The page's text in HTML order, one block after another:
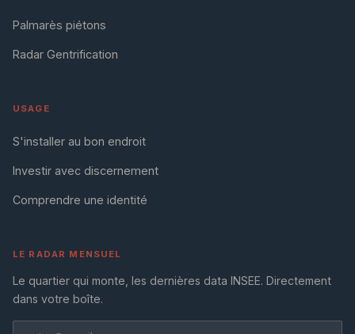
Palmarès piétons
Radar Gentrification
USAGE
S'installer au bon endroit
Investir avec discernement
Comprendre une identité
LE RADAR MENSUEL
Le quartier qui monte, les dernières data INSEE. Directement
dans votre boîte.